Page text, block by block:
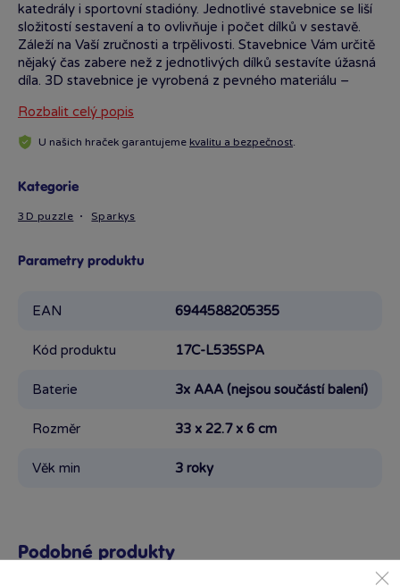
katedrály i sportovní stadióny. Jednotlivé stavebnice se liší
složitostí sestavení a to ovlivňuje i počet dílků v sestavě.
Záleží na Vaší zručnosti a trpělivosti. Stavebnice Vám určitě
nějaký čas zabere než z jednotlivých dílků sestavíte úžasná
díla. 3D stavebnice je vyrobená z pevného materiálu –
sestavení vypadají- Puzzle 3D skvěle jako dekorace
v dětském pokoji. Obtížnost přizpůsobte vlastním
zkušenostem.
Rozbalit celý popis
U našich hraček garantujeme kvalitu a bezpečnost.
Kategorie
3D puzzle Sparkys
Parametry produktu
EAN 6944588205355
Kód produktu 17C-L535SPA
Baterie 3x AAA (nejsou součástí balení)
Rozměr 33 x 22.7 x 6 cm
Věk min 3 roky
Podobné produkty